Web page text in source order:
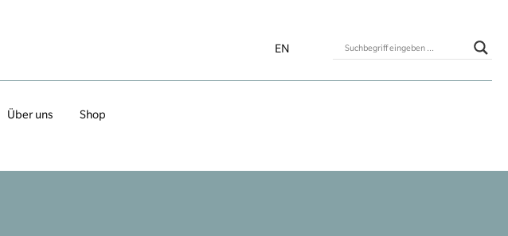
Über uns Shop
EN